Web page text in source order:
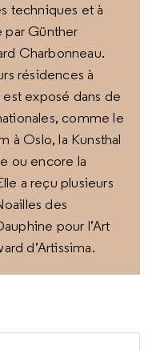
techniques et à
par Günther
Charbonneau.
résidences à
exposé dans de
comme le
à Oslo, la Kunsthal
ou encore la
a reçu plusieurs
des
pour l’Art
d’Artissima.